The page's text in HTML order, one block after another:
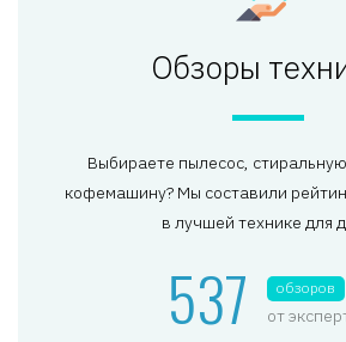
Обзоры
Выбираете пылесос,
кофемашину? Мы составили
в лучшей технике для
537 обзоров
от